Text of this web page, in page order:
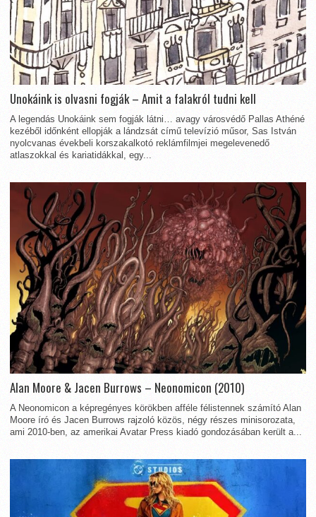
Unokáink is olvasni fogják – Amit a falakról tudni kell
A legendás Unokáink sem fogják látni… avagy városvédő Pallas Athéné
kezéből időnként ellopják a lándzsát című televízió műsor, Sas István
nyolcvanas évekbeli korszakalkotó reklámfilmjei megelevenedő
atlaszokkal és kariatidákkal, egy...
Alan Moore & Jacen Burrows – Neonomicon (2010)
A Neonomicon a képregényes körökben afféle félistennek számító Alan
Moore író és Jacen Burrows rajzoló közös, négy részes minisorozata,
ami 2010-ben, az amerikai Avatar Press kiadó gondozásában került a...